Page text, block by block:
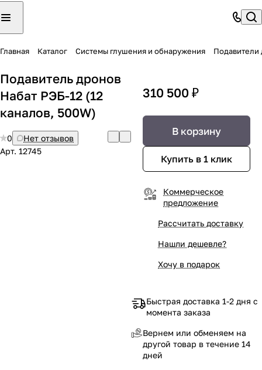
Главная Каталог Системы глушения и обнаружения Подавители
Подавитель дронoв
Набат РЭБ-12 (12
кaналoв, 500W)
0
Нет отзывов
Арт. 12745
310 500 ₽
В корзину
Купить в 1 клик
Коммерческое
предложение
Рассчитать доставку
Нашли дешевле?
Хочу в подарок
Быстрая доставка 1-2 дня с
момента заказа
Вернем или обменяем на
другой товар в течение 14
дней